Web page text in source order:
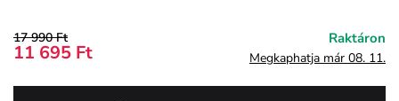
17 990 Ft
11 695 Ft
Raktáron
Megkaphatja már 08. 11.